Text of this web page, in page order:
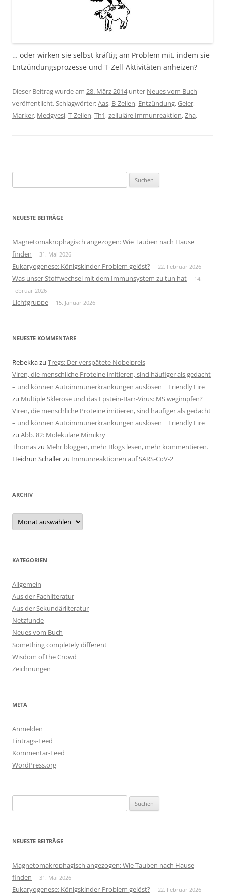
… oder wirken sie selbst kräftig am Problem mit, indem sie
Entzündungsprozesse und T-Zell-Aktivitäten anheizen?
Dieser Beitrag wurde am 28. März 2014unter Neues vom Buch
veröffentlicht. Schlagwörter:Aas, B-Zellen, Entzündung,Geier,
Marker, Medgyesi,T-Zellen,Th1,zelluläre Immunreaktion,Zha.
nach:
NEUESTE BEITRÄGE
Magnetomakrophagisch angezogen: Wie Tauben nach Hause
finden
31. Mai 2026
Eukaryogenese: Königskinder-Problem gelöst? 22. Februar 2026
Was unser Stoffwechsel mit dem Immunsystem zu tun hat
14.
Februar 2026
Lichtgruppe 15. Januar 2026
NEUESTE KOMMENTARE
Rebekkazu Tregs: Der verspätete Nobelpreis
Viren, die menschliche Proteine imitieren, sind häufiger als gedacht
– und können Autoimmunerkrankungen auslösen | Friendly Fire
zu Multiple Sklerose und das Epstein-Barr-Virus: MS wegimpfen?
Viren, die menschliche Proteine imitieren, sind häufiger als gedacht
– und können Autoimmunerkrankungen auslösen | Friendly Fire
zu Abb. 82: Molekulare Mimikry
Thomaszu Mehr bloggen, mehr Blogs lesen, mehr kommentieren.
Heidrun Schallerzu Immunreaktionen auf SARS-CoV-2
ARCHIV
Archiv
KATEGORIEN
Allgemein
Aus der Fachliteratur
Aus der Sekundärliteratur
Netzfunde
Neues vom Buch
Something completely different
Wisdom of the Crowd
Zeichnungen
META
Anmelden
Eintrags-Feed
Kommentar-Feed
WordPress.org
nach:
NEUESTE BEITRÄGE
Magnetomakrophagisch angezogen: Wie Tauben nach Hause
finden
31. Mai 2026
Eukaryogenese: Königskinder-Problem gelöst? 22. Februar 2026